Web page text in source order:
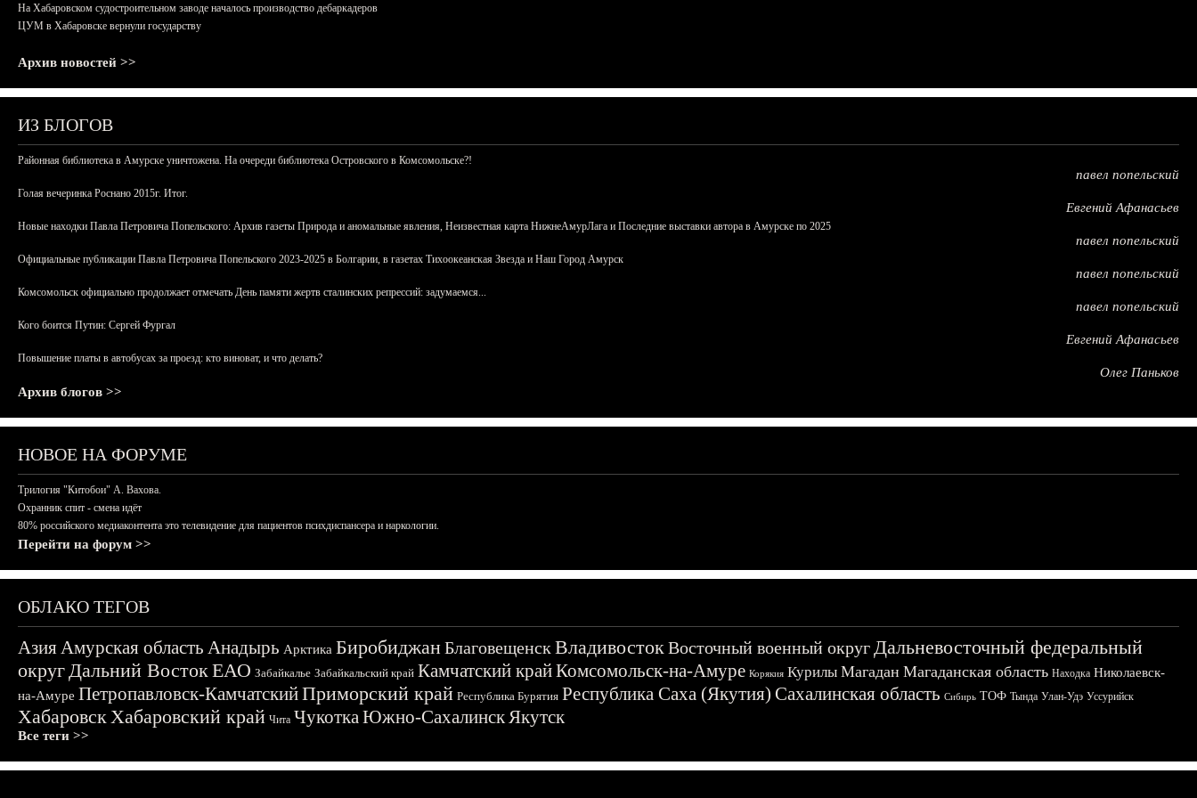
На Хабаровском судостроительном заводе началось производство дебаркадеров
ЦУМ в Хабаровске вернули государству
Архив новостей >>
ИЗ БЛОГОВ
Районная библиотека в Амурске уничтожена. На очереди библиотека Островского в Комсомольске?!
павел попельский
Голая вечеринка Роснано 2015г. Итог.
Евгений Афанасьев
Новые находки Павла Петровича Попельского: Архив газеты Природа и аномальные явления, Неизвестная карта НижнеАмурЛага и Последние выставки автора в Амурске по 2025
павел попельский
Официальные публикации Павла Петровича Попельского 2023-2025 в Болгарии, в газетах Тихоокеанская Звезда и Наш Город Амурск
павел попельский
Комсомольск официально продолжает отмечать День памяти жертв сталинских репрессий: задумаемся...
павел попельский
Кого боится Путин: Сергей Фургал
Евгений Афанасьев
Повышение платы в автобусах за проезд: кто виноват, и что делать?
Олег Паньков
Архив блогов >>
НОВОЕ НА ФОРУМЕ
Трилогия "Китобои" А. Вахова.
Охранник спит - смена идёт
80% российского медиаконтента это телевидение для пациентов психдиспансера и наркологии.
Перейти на форум >>
ОБЛАКО ТЕГОВ
АзияАмурская область Анадырь Арктика БиробиджанБлаговещенскВладивостокВосточный военный округДальневосточный федеральный
округДальний ВостокЕАО Забайкалье Забайкальский край Камчатский крайКомсомольск-на-Амуре Корякия Курилы Магадан Магаданская область Находка Николаевск-
на-Амуре Петропавловск-КамчатскийПриморский край Республика Бурятия Республика Саха (Якутия) Сахалинская область Сибирь ТОФ Тында Улан-Удэ Уссурийск
ХабаровскХабаровский край Чита ЧукоткаЮжно-СахалинскЯкутск
Все теги >>